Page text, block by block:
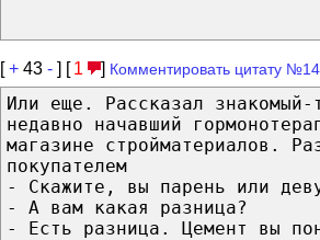
[+ 43 - ] [ 1 ] Комментировать цитату
Или еще. Рассказал знакомый-
недавно начавший
магазине стройматериалов.
покупателем
- Скажите, вы парень или
- А вам какая разница?
- Есть разница. Цемент вы